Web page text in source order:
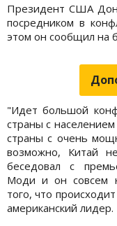
Президент США
посредником в
этом он сообщил на
"Идет большой
страны с
страны с очень
возможно, Китай
беседовал с
Моди и он совсем
того, что
американский лидер.